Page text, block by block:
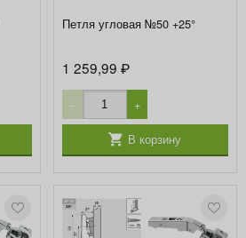
Петля угловая №50 +25°
1 259,99 ₽
− +
В корзину